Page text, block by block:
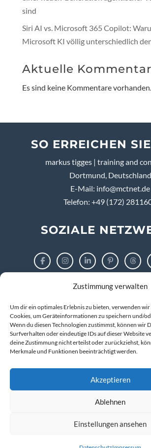
Zustimmung verwalten
Um dir ein optimales Erlebnis zu bieten, verwenden
Cookies, um Geräteinformationen zu speichern und/
Wenn du diesen Technologien zustimmst, können wir
Surfverhalten oder eindeutige IDs auf dieser Website
deine Zustimmung nicht erteilst oder zurückziehst,
Merkmale und Funktionen beeinträchtigt werden.
Akzeptieren
Ablehnen
Einstellungen ansehen
sind
Siri AI vs. Microsoft 365 Copilot:
Microsoft KI völlig unterschiedlich
Aktuelle
Es sind keine Kommentare vorhanden.
SO ERREICHEN
markus tigges | training and
Dortmund, Deutschland
E-Mail: info@mctnet.de
Telefon: +49 (172)
SOZIALE
Impressum
Datenschutzerklärung
© 2026 markus tigges | training and